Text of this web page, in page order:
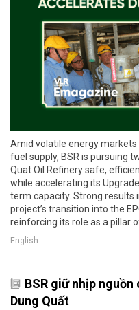
Amid volatile energy
fuel supply, BSR is pursuing
Quat Oil Refinery safe,
while accelerating its
term capacity. Strong results
project’s transition into the
reinforcing its role as a pillar
English
BSR giữ nhịp
Dung Quất